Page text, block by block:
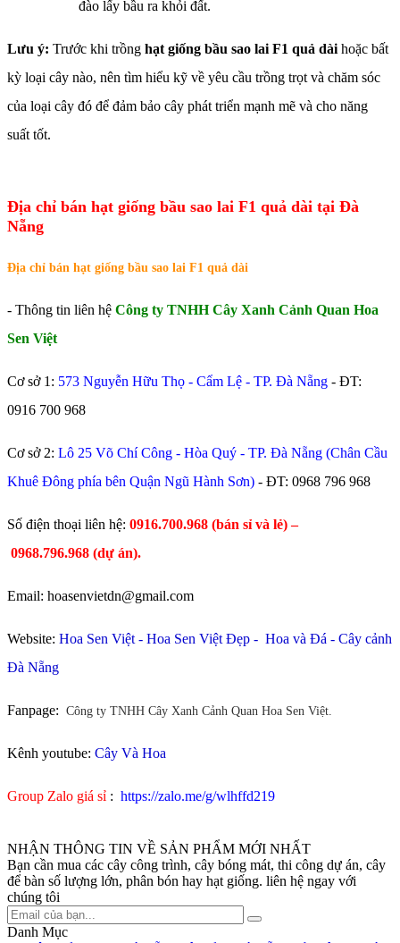
đào lấy bầu ra khỏi đất.
Lưu ý: Trước khi trồng hạt giống bầu sao lai F1 quả dài hoặc bất
kỳ loại cây nào, nên tìm hiểu kỹ về yêu cầu trồng trọt và chăm sóc
của loại cây đó để đảm bảo cây phát triển mạnh mẽ và cho năng
suất tốt.
Địa chỉ bán hạt giống bầu sao lai F1 quả dài tại Đà
Nẵng
Địa chỉ bán hạt giống bầu sao lai F1 quả dài
- Thông tin liên hệ Công ty TNHH Cây Xanh Cảnh Quan Hoa
Sen Việt
Cơ sở 1: 573 Nguyễn Hữu Thọ - Cẩm Lệ - TP. Đà Nẵng - ĐT:
0916 700 968
Cơ sở 2: Lô 25 Võ Chí Công - Hòa Quý - TP. Đà Nẵng (Chân Cầu
Khuê Đông phía bên Quận Ngũ Hành Sơn) - ĐT: 0968 796 968
​Số điện thoại liên hệ: 0916.700.968 (bán sỉ và lẻ) –
0968.796.968 (dự án).
Email: hoasenvietdn@gmail.com
Website: Hoa Sen Việt - Hoa Sen Việt Đẹp - Hoa và Đá - Cây cảnh
Đà Nẵng
Fanpage: Công ty TNHH Cây Xanh Cảnh Quan Hoa Sen Việt.
Kênh youtube: Cây Và Hoa
Group Zalo giá sỉ : https://zalo.me/g/wlhffd219
NHẬN THÔNG TIN VỀ SẢN PHẨM MỚI NHẤT
Bạn cần mua các cây công trình, cây bóng mát, thi công dự án, cây
để bàn số lượng lớn, phân bón hay hạt giống. liên hệ ngay với
chúng tôi
Danh Mục